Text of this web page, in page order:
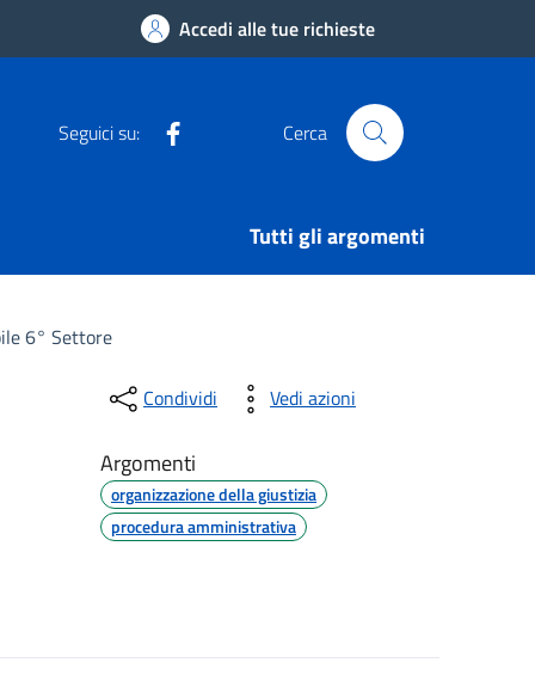
Accedi alle tue richieste
Seguici su: Cerca
Tutti gli argomenti
6° Settore
Condividi Vedi azioni
Argomenti
organizzazione della giustizia
procedura amministrativa